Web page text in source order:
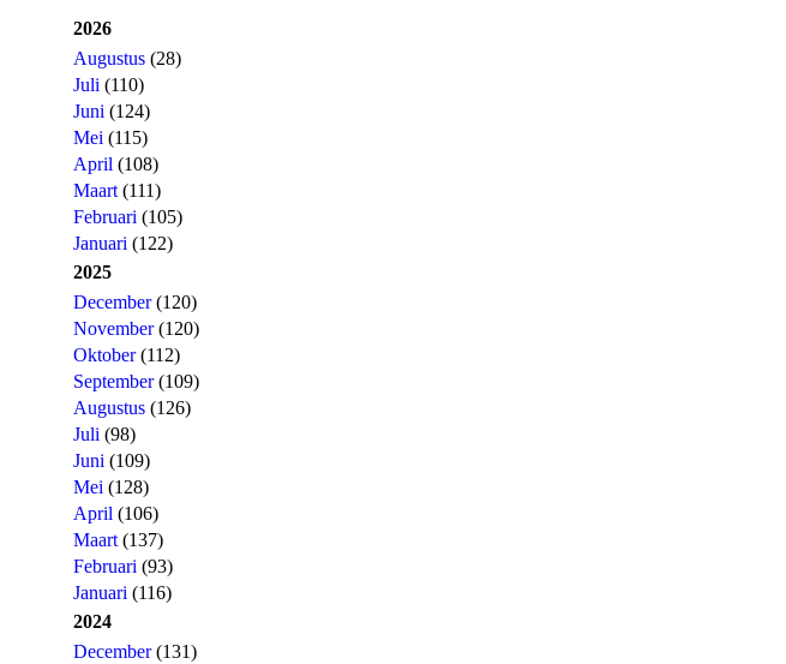
2026
Augustus (28)
Juli (110)
Juni (124)
Mei (115)
April (108)
Maart (111)
Februari (105)
Januari (122)
2025
December(120)
November(120)
Oktober(112)
September(109)
Augustus (126)
Juli (98)
Juni (109)
Mei (128)
April (106)
Maart (137)
Februari (93)
Januari (116)
2024
December(131)